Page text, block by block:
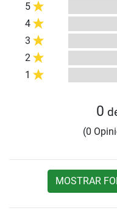
5
4
3
2
1
0
(0
MOSTRAR